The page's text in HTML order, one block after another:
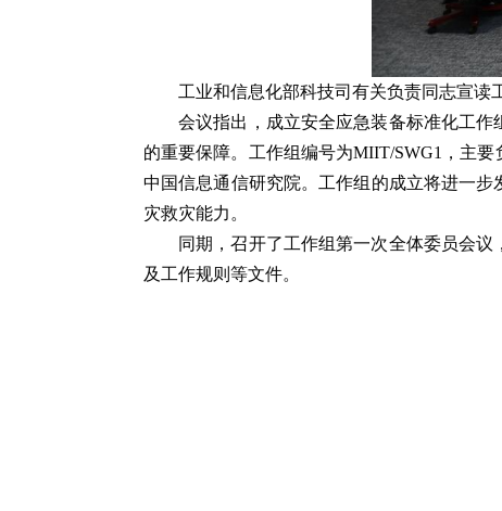
工业和信息化部科技司有关负责同志宣读
会议指出，成立安全应急装备标准化工
的重要保障。工作组编号为MIIT/SWG1，主
中国信息通信研究院。工作组的成立将进一
灾救灾能力。
同期，召开了工作组第一次全体委员会
及工作规则等文件。